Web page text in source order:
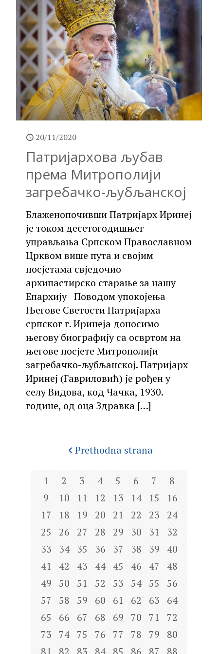
20/11/2020
Патријархова љубав
према Митрополији
загребачко-љубљанској
Блаженопочивши Патријарх Иринеј
је током десетогодишњег
управљања Српском Православном
Црквом више пута и својим
посјетама свједочио
архипастирско старање за нашу
Епархију Поводом упокојења
Његове Светости Патријарха
српског г. Иринеја доносимо
његову биографију са освртом на
његове посјете Митрополији
загребачко-љубљанској. Патријарх
Иринеј (Гавриловић) је рођен у
селу Видова, код Чачка, 1930.
године, од оца Здравка […]
Prethodna strana
1 2 3 4 5 6 7
8
9
10 11 12 13 14 15
16
17
18 19 20 21 22 23
24
25
26 27 28 29 30 31
32
33
34 35 36 37 38 39
40
41
42 43 44 45 46 47
48
49
50 51 52 53 54 55
56
57
58 59 60 61 62 63
64
65
66 67 68 69 70 71
72
73
74 75 76 77 78 79
80